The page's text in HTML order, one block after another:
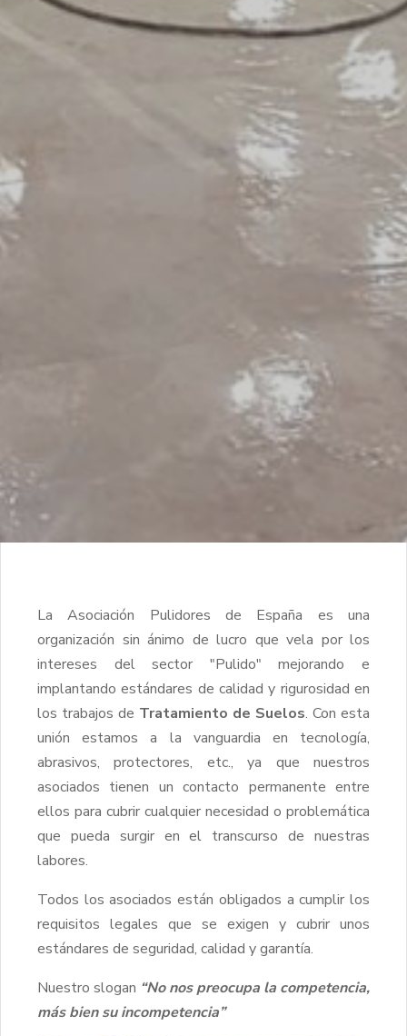
La Asociación Pulidores de España es una
organización sin ánimo de lucro que vela por los
intereses del sector "Pulido" mejorando e
implantando estándares de calidad y rigurosidad en
los trabajos de Tratamiento de Suelos. Con esta
unión estamos a la vanguardia en tecnología,
abrasivos, protectores, etc., ya que nuestros
asociados tienen un contacto permanente entre
ellos para cubrir cualquier necesidad o problemática
que pueda surgir en el transcurso de nuestras
labores.
Todos los asociados están obligados a cumplir los
requisitos legales que se exigen y cubrir unos
estándares de seguridad, calidad y garantía.
Nuestro slogan “No nos preocupa la competencia,
más bien su incompetencia”